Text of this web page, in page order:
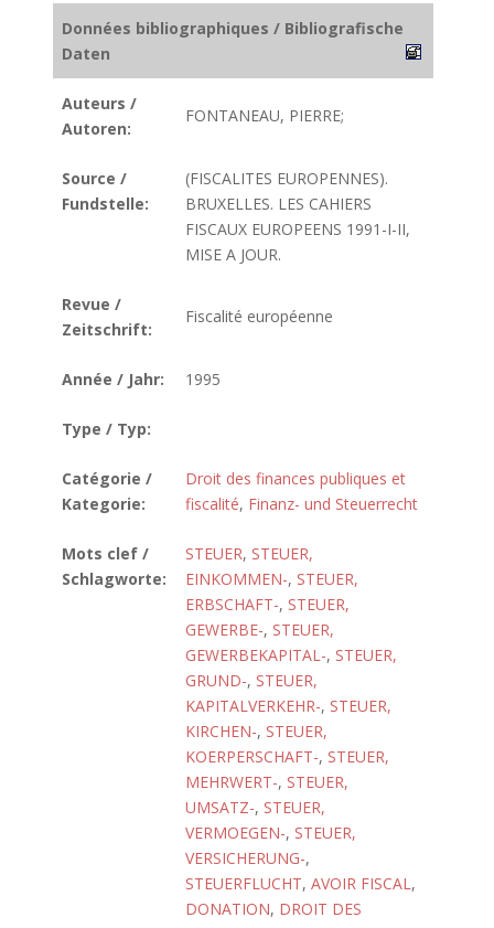
Données bibliographiques / Bibliografische
Daten
Auteurs /
Autoren:
FONTANEAU, PIERRE;
Source /
Fundstelle:
(FISCALITES EUROPENNES).
BRUXELLES. LES CAHIERS
FISCAUX EUROPEENS 1991-I-II,
MISE A JOUR.
Revue /
Zeitschrift:
Fiscalité européenne
Année / Jahr: 1995
Type / Typ:
Catégorie /
Kategorie:
Droit des finances publiques et
fiscalité, Finanz- und Steuerrecht
Mots clef /
Schlagworte:
STEUER, STEUER,
EINKOMMEN-, STEUER,
ERBSCHAFT-, STEUER,
GEWERBE-, STEUER,
GEWERBEKAPITAL-, STEUER,
GRUND-, STEUER,
KAPITALVERKEHR-, STEUER,
KIRCHEN-, STEUER,
KOERPERSCHAFT-, STEUER,
MEHRWERT-, STEUER,
UMSATZ-, STEUER,
VERMOEGEN-, STEUER,
VERSICHERUNG-,
STEUERFLUCHT, AVOIR FISCAL,
DONATION, DROIT DES